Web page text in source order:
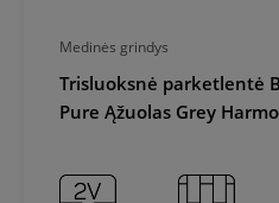
Medinės grindys
Trisluoksnė parketlentė
Pure Ąžuolas Grey